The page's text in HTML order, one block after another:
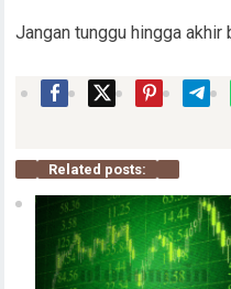
Jangan tunggu hingga
Related posts: